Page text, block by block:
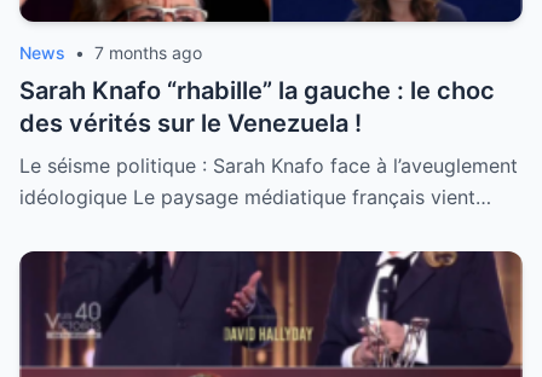
News • 7 months ago
Sarah Knafo “rhabille” la gauche : le choc
des vérités sur le Venezuela !
Le séisme politique : Sarah Knafo face à l’aveuglement
idéologique Le paysage médiatique français vient…